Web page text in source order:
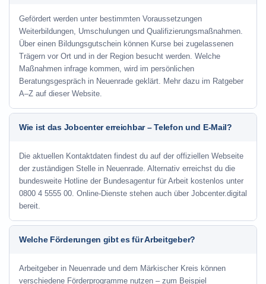
Gefördert werden unter bestimmten Voraussetzungen
Weiterbildungen, Umschulungen und Qualifizierungsmaßnahmen.
Über einen Bildungsgutschein können Kurse bei zugelassenen
Trägern vor Ort und in der Region besucht werden. Welche
Maßnahmen infrage kommen, wird im persönlichen
Beratungsgespräch in Neuenrade geklärt. Mehr dazu im Ratgeber
A–Z auf dieser Website.
Wie ist das Jobcenter erreichbar – Telefon und E-Mail?
Die aktuellen Kontaktdaten findest du auf der offiziellen Webseite
der zuständigen Stelle in Neuenrade. Alternativ erreichst du die
bundesweite Hotline der Bundesagentur für Arbeit kostenlos unter
0800 4 5555 00. Online-Dienste stehen auch über Jobcenter.digital
bereit.
Welche Förderungen gibt es für Arbeitgeber?
Arbeitgeber in Neuenrade und dem Märkischer Kreis können
verschiedene Förderprogramme nutzen – zum Beispiel